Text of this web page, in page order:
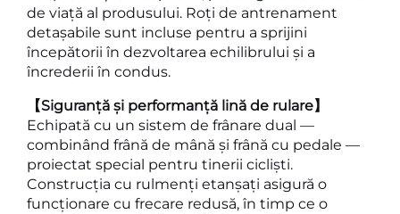
de viață al produsului. Roți de antrenament
detașabile sunt incluse pentru a sprijini
începătorii în dezvoltarea echilibrului și a
încrederii în condus.
【Siguranță și performanță lină de rulare】
Echipată cu un sistem de frânare dual —
combinând frână de mână și frână cu pedale —
proiectat special pentru tinerii cicliști.
Construcția cu rulmenți etanșați asigură o
funcționare cu frecare redusă, în timp ce o